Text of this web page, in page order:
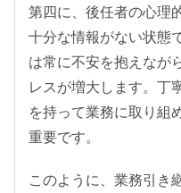
第四に、後任者の心理
十分な情報がない状態
は常に不安を抱えなが
レスが増大します。丁
を持って業務に取り組
重要です。
このように、業務引き